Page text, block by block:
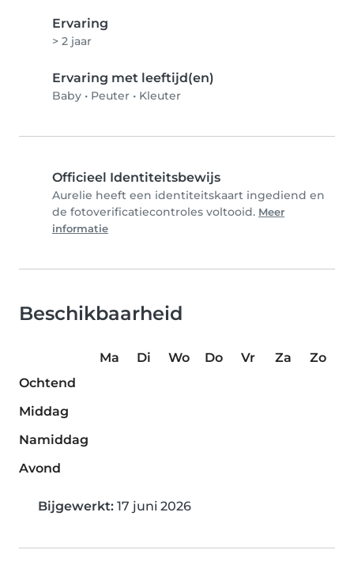
Ervaring
> 2 jaar
Ervaring met leeftijd(en)
Baby • Peuter • Kleuter
Officieel Identiteitsbewijs
Aurelie heeft een identiteitskaart ingediend en
de fotoverificatiecontroles voltooid. Meer
informatie
Beschikbaarheid
Ma Di Wo Do Vr Za
Zo
Ochtend
Middag
Namiddag
Avond
Bijgewerkt: 17 juni 2026